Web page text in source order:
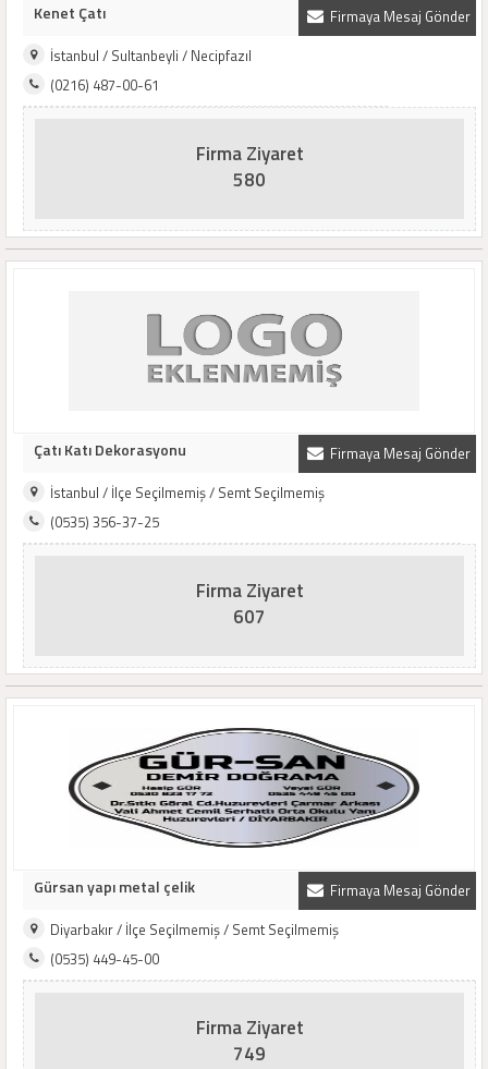
Firmaya Mesaj Gönder
Kenet Çatı
İstanbul / Sultanbeyli / Necipfazıl
(0216) 487-00-61
Firma Ziyaret
580
Firmaya Mesaj Gönder
Çatı Katı Dekorasyonu
İstanbul / İlçe Seçilmemiş / Semt Seçilmemiş
(0535) 356-37-25
Firma Ziyaret
607
Firmaya Mesaj Gönder
Gürsan yapı metal çelik
Diyarbakır / İlçe Seçilmemiş / Semt Seçilmemiş
(0535) 449-45-00
Firma Ziyaret
749